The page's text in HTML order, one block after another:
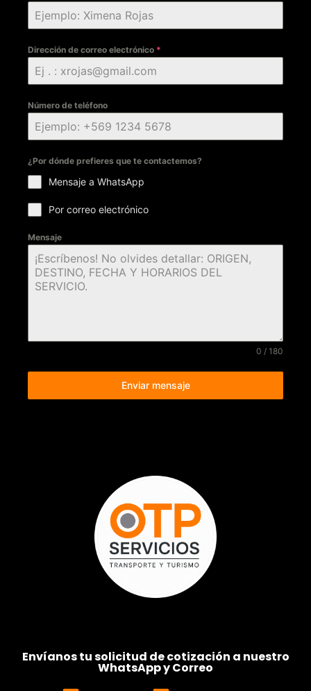
Dirección de correo electrónico *
Número de teléfono
¿Por dónde prefieres que te contactemos?
Mensaje a WhatsApp
Por correo electrónico
Mensaje
0 / 180
Enviar mensaje
Envíanos tu solicitud de cotización a nuestro
WhatsApp y Correo